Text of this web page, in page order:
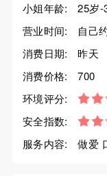
小姐年龄:
25岁-
营业时间:
自己
消费日期:
昨天
消费价格:
700
环境评分:
安全指数:
服务内容:
做爱